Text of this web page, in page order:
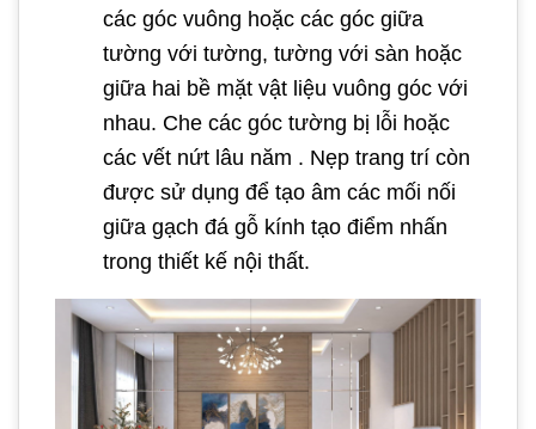
các góc vuông hoặc các góc giữa
tường với tường, tường với sàn hoặc
giữa hai bề mặt vật liệu vuông góc với
nhau. Che các góc tường bị lỗi hoặc
các vết nứt lâu năm . Nẹp trang trí còn
được sử dụng để tạo âm các mối nối
giữa gạch đá gỗ kính tạo điểm nhấn
trong thiết kế nội thất.